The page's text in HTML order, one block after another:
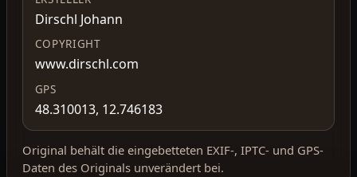
Dirschl Johann
COPYRIGHT
www.dirschl.com
GPS
48.310013, 12.746183
Original behält die eingebetteten EXIF-, IPTC- und GPS-
Daten des Originals unverändert bei.